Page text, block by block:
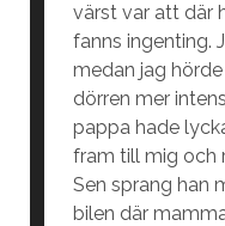
värst var att där
fanns ingenting.
medan jag
dörren mer
pappa hade
fram till mig och
Sen sprang han
bilen där